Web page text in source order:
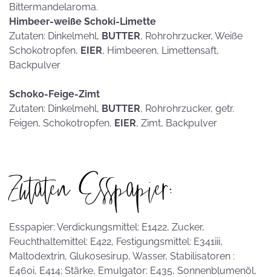
Bittermandelaroma.
Himbeer-weiße Schoki-Limette
Zutaten: Dinkelmehl, BUTTER, Rohrohrzucker, Weiße
Schokotropfen, EIER, Himbeeren, Limettensaft,
Backpulver
Schoko-Feige-Zimt
Zutaten: Dinkelmehl, BUTTER, Rohrohrzucker, getr.
Feigen, Schokotropfen, EIER, Zimt, Backpulver
Zutaten Esspapier:
Esspapier: Verdickungsmittel: E1422, Zucker,
Feuchthaltemittel: E422, Festigungsmittel: E341iii,
Maltodextrin, Glukosesirup, Wasser, Stabilisatoren :
E460i, E414; Stärke, Emulgator: E435, Sonnenblumenöl,